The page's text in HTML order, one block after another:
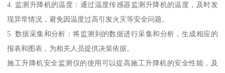
4. 监测升降机的温度：通过温度传感器监测升降机的温度，及时发
现异常情况，避免因温度过高引发火灾等安全问题。
5. 数据采集和分析：将监测到的数据进行采集和分析，生成相应的
报表和图表，为相关人员提供决策依据。
施工升降机安全监测仪的使用可以提高施工升降机的安全性能，及